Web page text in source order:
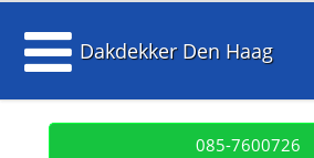
Dakdekker Den Haag
085-7600726